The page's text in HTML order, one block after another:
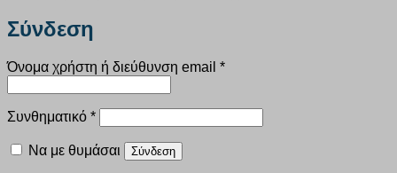
Σύνδεση
Όνομα χρήστη ή διεύθυνση email *Απαιτείται
Συνθηματικό *Απαιτείται
Να με θυμάσαι Σύνδεση